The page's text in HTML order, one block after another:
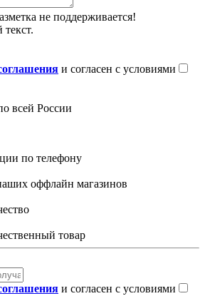
не поддерживается!
и согласен с условиями
всей России
по телефону
оффлайн магазинов
товар
и согласен с условиями